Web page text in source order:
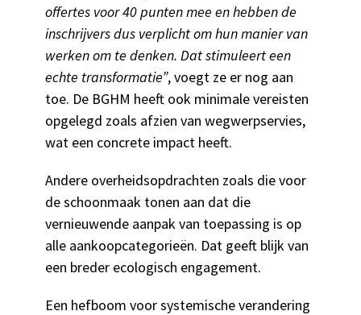
offertes voor 40 punten mee en hebben de
inschrijvers dus verplicht om hun manier van
werken om te denken. Dat stimuleert een
echte transformatie”, voegt ze er nog aan
toe. De BGHM heeft ook minimale vereisten
opgelegd zoals afzien van wegwerpservies,
wat een concrete impact heeft.
Andere overheidsopdrachten zoals die voor
de schoonmaak tonen aan dat die
vernieuwende aanpak van toepassing is op
alle aankoopcategorieën. Dat geeft blijk van
een breder ecologisch engagement.
Een hefboom voor systemische verandering